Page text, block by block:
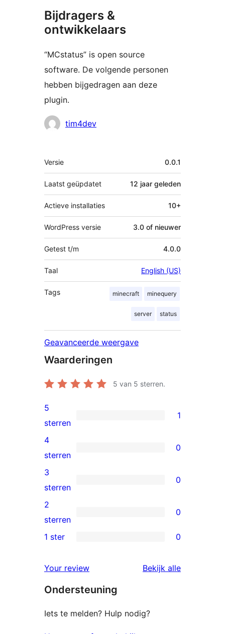
Bijdragers &
ontwikkelaars
“MCstatus” is open source
software. De volgende personen
hebben bijgedragen aan deze
plugin.
Bijdragerstim4dev
Meta
Versie 0.0.1
Laatst geüpdatet 12 jaar geleden
Actieve installaties 10+
WordPress versie 3.0 of nieuwer
Getest t/m 4.0.0
Taal English (US)
Tags minecraft minequery
server status
Geavanceerde weergave
Waarderingen
5 van 5 sterren.
1
5
ster
beoordeling
5
sterren
1
0
4
sterren
beoordelingen
4
sterren
0
0
3
sterren
beoordelingen
3
sterren
0
0
2
beoordelingen
2
sterren
0
sterren
beoordelingen
1 ster 0
Your review Bekijk alle
Ondersteuning
Iets te melden? Hulp nodig?